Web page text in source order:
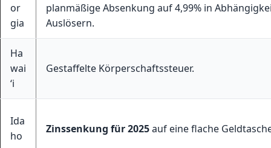
or
gia
planmäßige Absenkung auf 4,99% in
Auslösern.
Ha
wai
ʻi
Gestaffelte Körperschaftssteuer.
Ida
ho
Zinssenkung für 2025auf eine flache